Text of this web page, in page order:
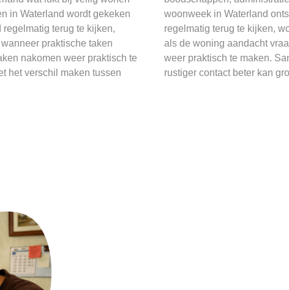
in Waterland wordt gekeken
terug te kijken,
praktische taken
nakomen weer praktisch te
het verschil maken tussen
woonweek in Waterland
regelmatig terug te kijken,
als de woning aandacht
weer praktisch te maken.
rustiger contact beter kan